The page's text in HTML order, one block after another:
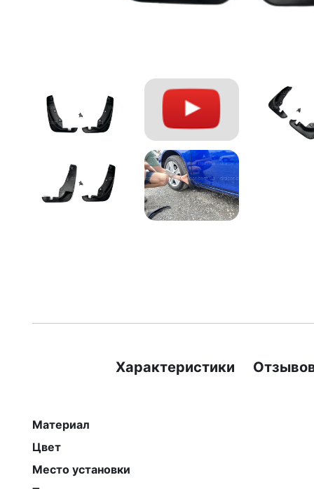
Характеристики
Материал
Цвет
Место установки